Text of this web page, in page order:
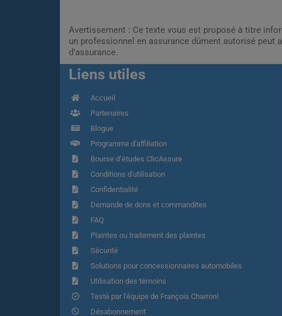
Avertissement : Ce texte vous est proposé à titre
un professionnel en assurance dûment autorisé
d’assurance.
Liens utiles
Accueil
Partenaires
Blogue
Programme d'affiliation
Bourse d’études ClicAssure
Conditions d'utilisation
Confidentialité
Demande de dons et commandites
FAQ
Plaintes ou traitement des plaintes
Sécurité
Solutions pour concessionnaires automobiles
Utilisation des témoins
Testé par l'équipe de François Charron!
Désabonnement